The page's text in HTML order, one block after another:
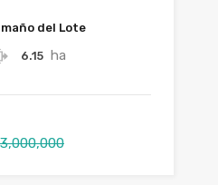
del Lote
6.15 ha